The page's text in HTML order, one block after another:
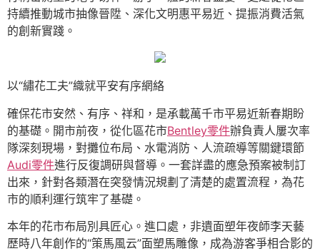
持續推動城市抽像晉陞、深化文明惠平易近、提振消費活氣
的創新實踐。
以“繡花工夫”織就平安有序網絡
確保花市安然、有序、祥和，是承載萬千市平易近新春期盼
的基礎。開市前夜，從化區花市Bentley零件辦負責人屢次率
隊深刻現場，對攤位布局、水電消防、人流疏導等關鍵環節
Audi零件進行反復調研與督導。一套詳盡的應急預案被制訂
出來，針對各類潛在突發情況規劃了清楚的處置流程，為花
市的順利運行筑牢了基礎。
本年的花市布局別具匠心。進口處，非遺面塑年夜師李天藝
歷時八年創作的“策馬風云”面塑馬雕像，成為游客爭相合影的